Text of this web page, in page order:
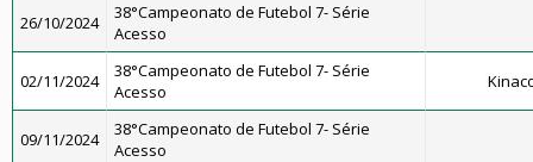
26/10/2024
38°Campeonato de Futebol 7- Série
Acesso
02/11/2024
38°Campeonato de Futebol 7- Série
Acesso
09/11/2024
38°Campeonato de Futebol 7- Série
Acesso